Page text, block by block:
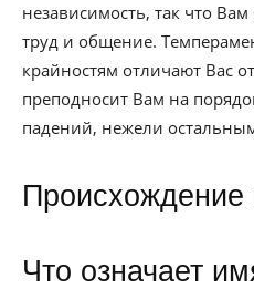
независимость, так что
труд и общение.
крайностям отличают Вас
преподносит Вам на
падений, нежели
Что означает